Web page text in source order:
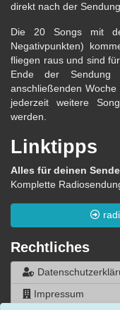
direkt nach der
Die 20 Songs mit
Negativpunkten)
fliegen raus und sind
Ende der
anschließenden
jederzeit weitere
werden.
Linktipps
Alles für deinen
Komplette
Rechtliches
Impressum